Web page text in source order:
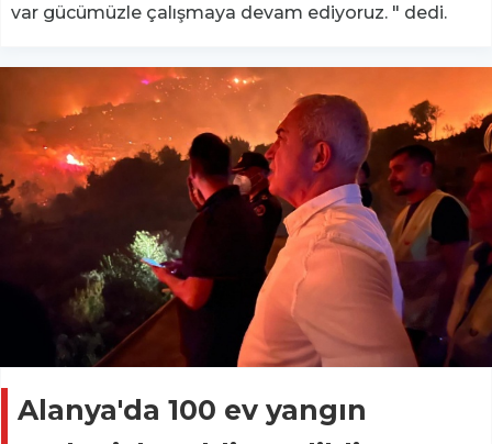
var gücümüzle çalışmaya devam ediyoruz. " dedi.
Alanya'da 100 ev yangın